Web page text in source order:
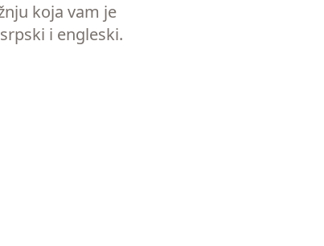
koja vam je
i engleski.